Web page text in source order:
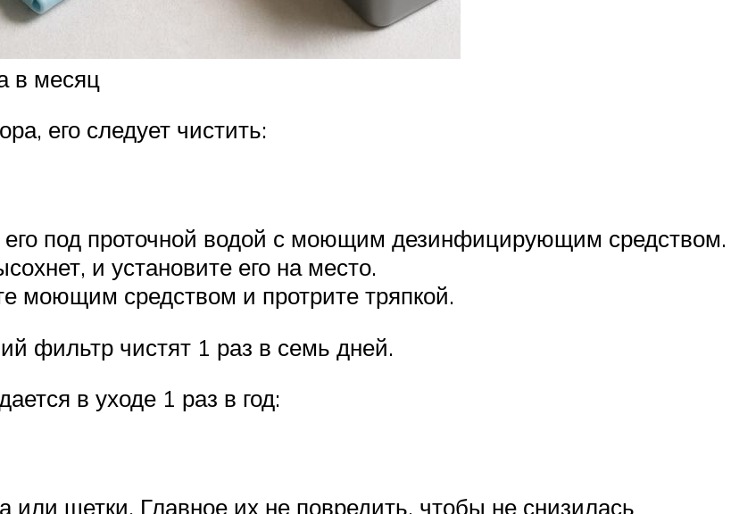
в месяц
его следует чистить:
под проточной водой с моющим дезинфицирующим средством.
и установите его на место.
моющим средством и протрите тряпкой.
фильтр чистят 1 раз в семь дней.
в уходе 1 раз в год:
щетки. Главное их не повредить, чтобы не снизилась